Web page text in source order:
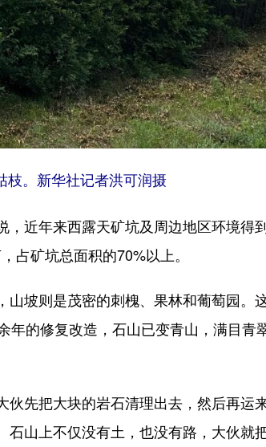
枝。新华社记者洪可润摄
近年来西露天矿坑及周边地区环境得
占矿坑总面积的70%以上。
坡则是茂密的刺槐、果林和葡萄园。
年的修复改造，石山已变青山，满目青
先把大块的岩石清理出去，然后再运
山上不仅没有土，也没有路，大伙就